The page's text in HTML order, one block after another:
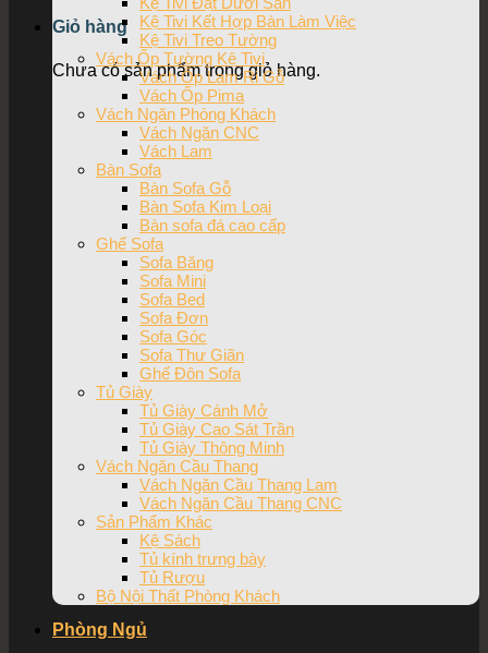
Giỏ hàng
Chưa có sản phẩm trong giỏ hàng.
Kệ Tivi Kết Hợp Bàn Làm Việc
Kệ Tivi Treo Tường
Vách Ốp Tường Kệ Tivi
Vách Ốp Lam Ri Gỗ
Vách Ốp Pima
Vách Ngăn Phòng Khách
Vách Ngăn CNC
Vách Lam
Bàn Sofa
Bàn Sofa Gỗ
Bàn Sofa Kim Loại
Bàn sofa đá cao cấp
Ghế Sofa
Sofa Băng
Sofa Mini
Sofa Bed
Sofa Đơn
Sofa Góc
Sofa Thư Giãn
Ghế Đôn Sofa
Tủ Giày
Tủ Giày Cánh Mở
Tủ Giày Cao Sát Trần
Tủ Giày Thông Minh
Vách Ngăn Cầu Thang
Vách Ngăn Cầu Thang Lam
Vách Ngăn Cầu Thang CNC
Sản Phẩm Khác
Kệ Sách
Tủ kính trưng bày
Tủ Rượu
Bộ Nội Thất Phòng Khách
Phòng Ngủ